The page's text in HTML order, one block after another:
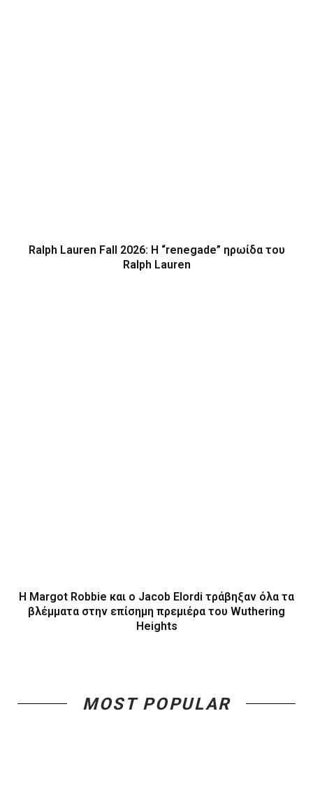
Ralph Lauren Fall 2026: Η “renegade” ηρωίδα του
Ralph Lauren
Η Margot Robbie και ο Jacob Elordi τράβηξαν όλα τα
βλέμματα στην επίσημη πρεμιέρα του Wuthering
Heights
MOST POPULAR